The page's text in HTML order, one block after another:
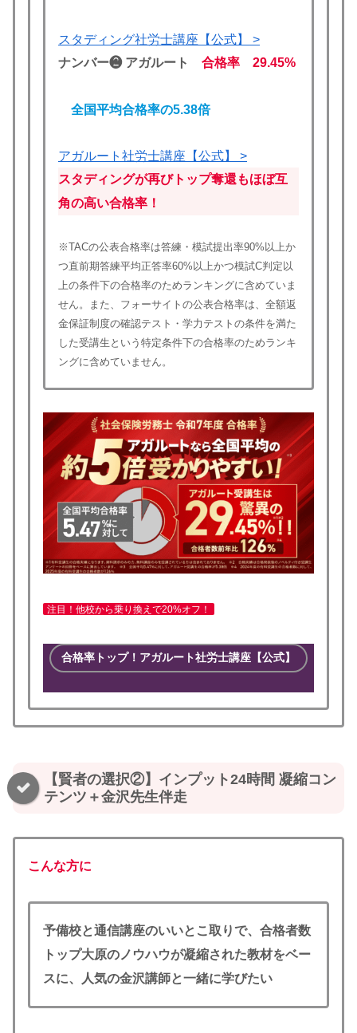
スタディング社労士講座【公式】 >
ナンバー❷ アガルート
合格率 29.45%
全国平均合格率の5.38倍
アガルート社労士講座【公式】 >
スタディングが再びトップ奪還もほぼ互
角の高い合格率！
※TACの公表合格率は答練・模試提出率90%以上か
つ直前期答練平均正答率60%以上かつ模試C判定以
上の条件下の合格率のためランキングに含めていま
せん。また、フォーサイトの公表合格率は、全額返
金保証制度の確認テスト・学力テストの条件を満た
した受講生という特定条件下の合格率のためランキ
ングに含めていません。
注目！他校から乗り換えで20%オフ！
合格率トップ！アガルート社労士講座【公式】
【賢者の選択②】インプット24時間 凝縮コン
テンツ＋金沢先生伴走
こんな方に
予備校と通信講座のいいとこ取りで、合格者数
トップ大原のノウハウが凝縮された教材をベー
スに、人気の金沢講師と一緒に学びたい